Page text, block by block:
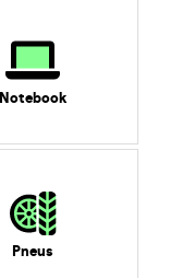
Notebook
Pneus